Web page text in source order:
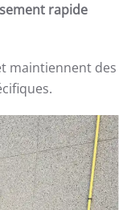
rapide
maintiennent des